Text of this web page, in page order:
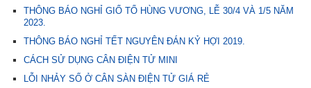
THÔNG BÁO NGHỈ GIỔ TỔ HÙNG VƯƠNG, LỄ 30/4 VÀ 1/5 NĂM
2023.
THÔNG BÁO NGHỈ TẾT NGUYÊN ĐÁN KỶ HỢI 2019.
CÁCH SỬ DỤNG CÂN ĐIỆN TỬ MINI
LỖI NHẢY SỐ Ở CÂN SÀN ĐIỆN TỬ GIÁ RẺ